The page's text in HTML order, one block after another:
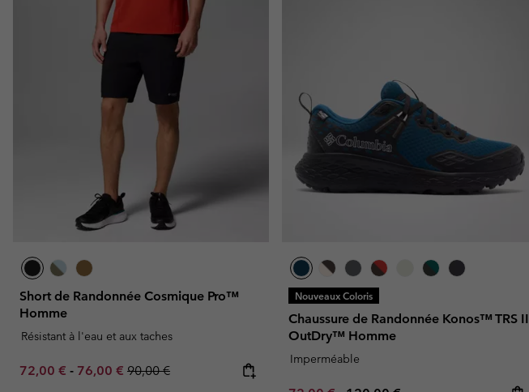
Short de Randonnée Cosmique Pro™
Homme
Résistant à l'eau et aux taches
Minimum sale price:
72,00 € - Maximum sale price:
76,00 € Regular price:
90,00 €
Nouveaux Coloris
Chaussure de Randonnée Konos™ TRS II
OutDry™ Homme
Imperméable